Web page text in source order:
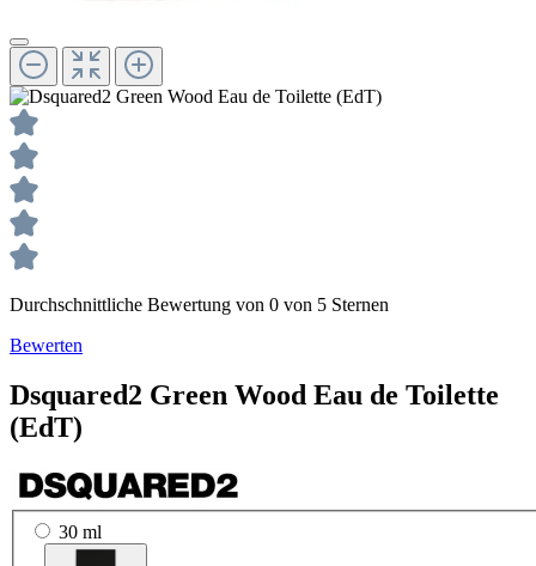
Durchschnittliche Bewertung von 0 von 5 Sternen
Bewerten
Dsquared2 Green Wood Eau de Toilette
(EdT)
30 ml